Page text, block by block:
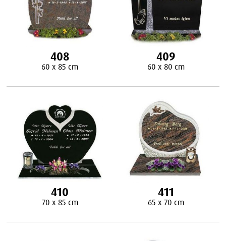
408
60 x 85 cm
409
60 x 80 cm
410
70 x 85 cm
411
65 x 70 cm